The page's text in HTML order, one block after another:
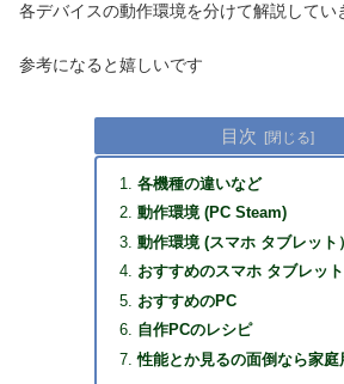
各デバイスの動作環境を分けて解説してい
参考になると嬉しいです
目次
各機種の違いなど
動作環境 (PC Steam)
動作環境 (スマホ タブレット
おすすめのスマホ タブレット
おすすめのPC
自作PCのレシピ
性能とか見るの面倒なら家庭